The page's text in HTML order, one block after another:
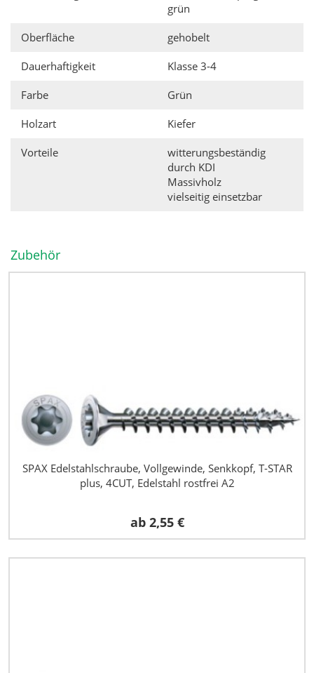
grün
Oberfläche gehobelt
Dauerhaftigkeit Klasse 3-4
Farbe Grün
Holzart Kiefer
Vorteile
witterungsbeständig
durch KDI
Massivholz
vielseitig einsetzbar
Zubehör
SPAX Edelstahlschraube, Vollgewinde, Senkkopf, T-STAR
plus, 4CUT, Edelstahl rostfrei A2
ab 2,55 €